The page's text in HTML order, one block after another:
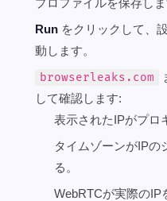
プロファイルを保存しま
Run をクリックして、
動します。
browserleaks.com
して確認します:
表示されたIPがプロ
タイムゾーンがIPの
る。
WebRTCが実際のIP